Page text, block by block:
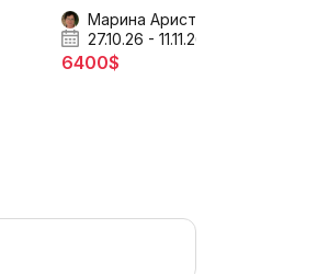
Марина Аристова
27.10.26 - 11.11.26
6400$